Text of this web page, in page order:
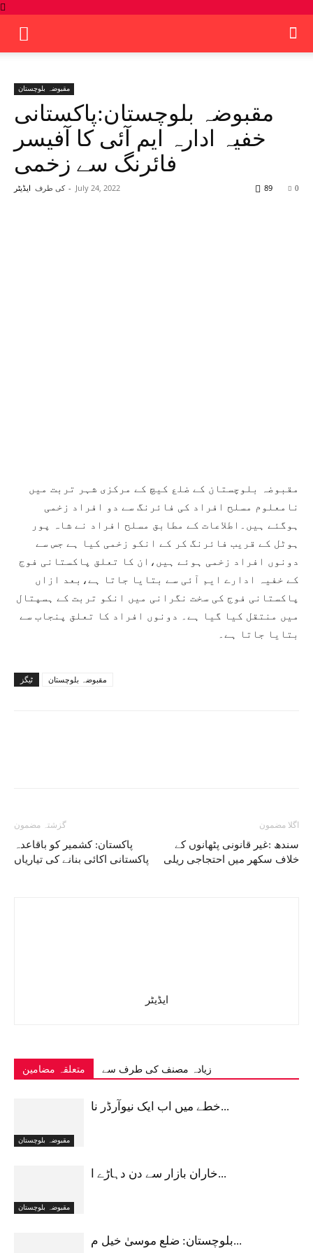
مقبوضہ بلوچستان
مقبوضہ بلوچستان:پاکستانی
خفیہ ادارہ ایم آئی کا آفیسر
فائرنگ سے زخمی
کی طرف ایڈیٹر - July 24, 2022 0
89
مقبوضہ بلوچستان کے ضلع کیچ کے مرکزی شہر تربت میں
نامعلوم مسلح افراد کی فائرنگ سے دو افراد زخمی
ہوگئے ہیں۔اطلاعات کے مطابق مسلح افراد نے شاہ پور
ہوٹل کے قریب فائرنگ کر کے انکو زخمی کیا ہے جس سے
دونوں افراد زخمی ہوئے ہیں،ان کا تعلق پاکستانی فوج
کے خفیہ ادارے ایم آئی سے بتایا جاتا ہے،بعد ازاں
پاکستانی فوج کی سخت نگرانی میں انکو تربت کے ہسپتال
میں منتقل کیا گیا ہے۔ دونوں افراد کا تعلق پنجاب سے
بتایا جاتا ہے۔
ٹیگز مقبوضہ بلوچستان
گزشتہ مضمون
پاکستان: کشمیر کو باقاعدہ
پاکستانی اکائی بنانے کی تیاریاں
اگلا مضمون
سندھ :غیر قانونی پٹھانوں کے
خلاف سکھر میں احتجاجی ریلی
ایڈیٹر
متعلقہ مضامین زیادہ مصنف کی طرف سے
مقبوضہ بلوچستان
خطے میں اب ایک نیوآرڈر نا...
مقبوضہ بلوچستان
خاران بازار سے دن دہاڑے ا...
بلوچستان: ضلع موسیٰ خیل م...